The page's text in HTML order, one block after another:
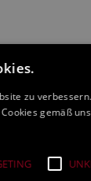
Flur und
eine
m² großen
mit
zu
gemäß